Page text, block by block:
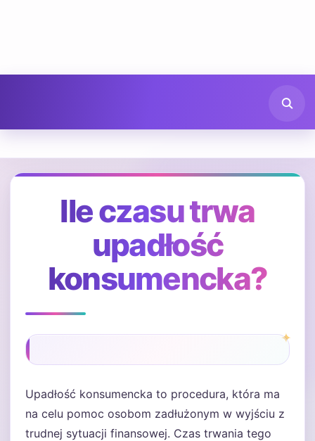
Ile czasu trwa
upadłość
konsumencka?
Upadłość konsumencka to procedura, która ma
na celu pomoc osobom zadłużonym w wyjściu z
trudnej sytuacji finansowej. Czas trwania tego